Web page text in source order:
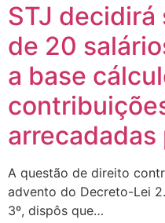
STJ decidirá
de 20
a base
A questão de direito
advento do Decreto-Lei
3º, dispôs que…